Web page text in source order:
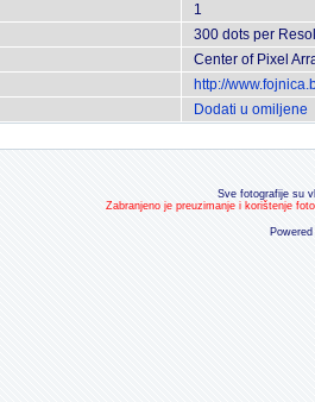
1
300 dots per
Center of Pixel
http://
Dodati u omiljene
Sve fotografije su
Zabranjeno je preuzimanje i korištenje